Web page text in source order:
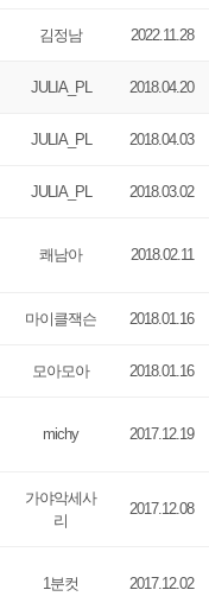
김정남 2022.11.28
JULIA_PL 2018.04.20
JULIA_PL 2018.04.03
JULIA_PL 2018.03.02
쾌남아 2018.02.11
마이클잭슨 2018.01.16
모아모아 2018.01.16
michy 2017.12.19
가야악세사
리
2017.12.08
1분컷 2017.12.02